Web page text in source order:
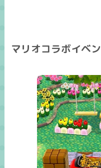
マリオコラボイベ